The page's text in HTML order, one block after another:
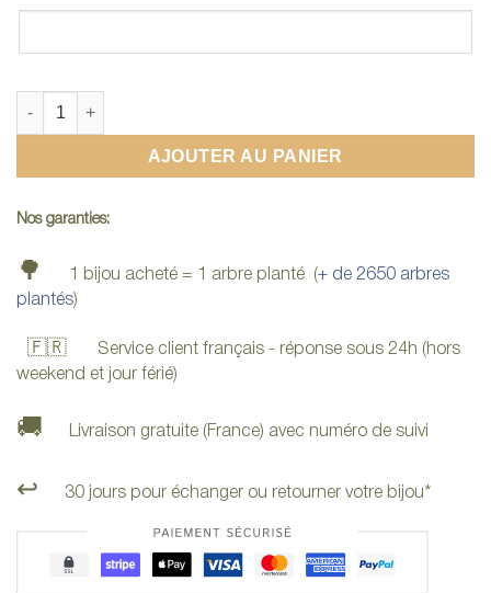
quantité de Bagues de fiançailles hommes
AJOUTER AU PANIER
Nos garanties:
🌳 1 bijou acheté = 1 arbre planté (+ de 2650 arbres
plantés)
🇫🇷 Service client français - réponse sous 24h (hors
weekend et jour férié)
🚚 Livraison gratuite (France) avec numéro de suivi
↩️ 30 jours pour échanger ou retourner votre bijou*